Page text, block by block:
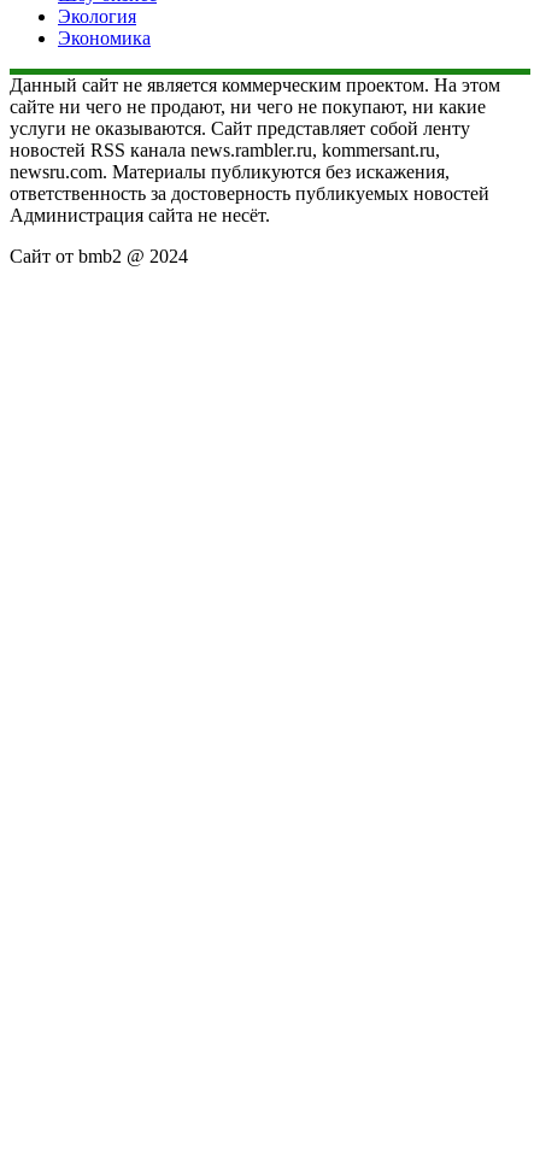
Экология
Экономика
Данный сайт не является коммерческим проектом. На этом
сайте ни чего не продают, ни чего не покупают, ни какие
услуги не оказываются. Сайт представляет собой ленту
новостей RSS канала news.rambler.ru, kommersant.ru,
newsru.com. Материалы публикуются без искажения,
ответственность за достоверность публикуемых новостей
Администрация сайта не несёт.
Сайт от bmb2 @ 2024